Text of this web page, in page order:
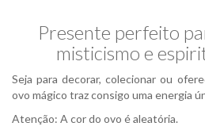
Presente perfeito
misticismo e
Seja para decorar, colecionar ou
ovo mágico traz consigo uma energia
Atenção: A cor do ovo é aleatória.